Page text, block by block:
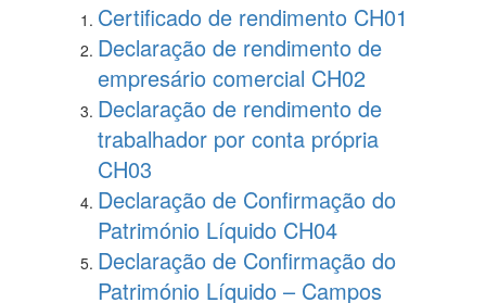
Certificado de rendimento CH01
Declaração de rendimento de
empresário comercial CH02
Declaração de rendimento de
trabalhador por conta própria
CH03
Declaração de Confirmação do
Património Líquido CH04
Declaração de Confirmação do
Património Líquido – Campos